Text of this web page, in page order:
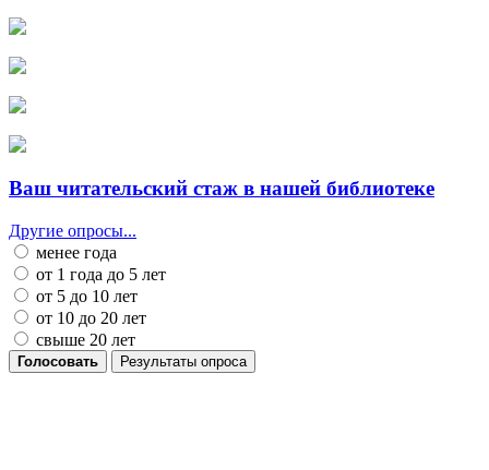
Ваш читательский стаж в нашей библиотеке
Другие опросы...
менее года
от 1 года до 5 лет
от 5 до 10 лет
от 10 до 20 лет
свыше 20 лет
Голосовать Результаты опроса